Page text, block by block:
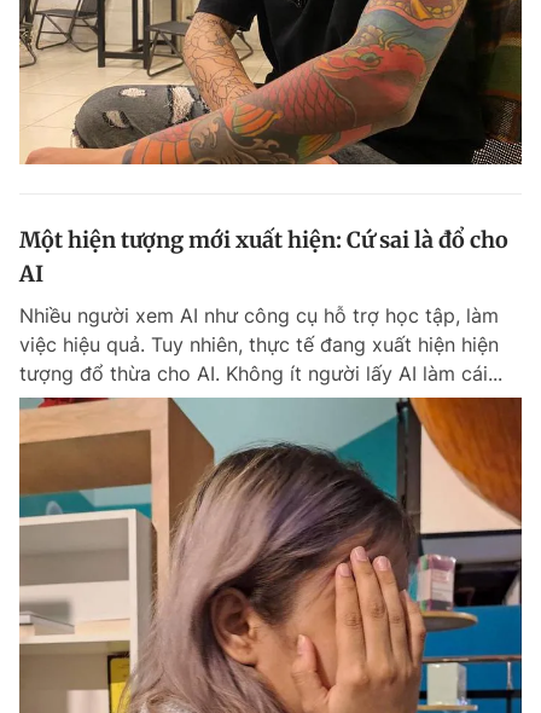
Một hiện tượng mới xuất hiện: Cứ sai là đổ cho
AI
Nhiều người xem AI như công cụ hỗ trợ học tập, làm
việc hiệu quả. Tuy nhiên, thực tế đang xuất hiện hiện
tượng đổ thừa cho AI. Không ít người lấy AI làm cái...